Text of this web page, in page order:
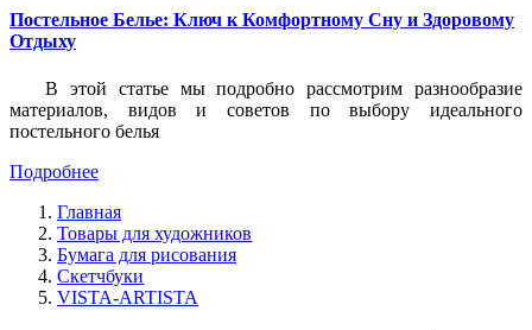
Постельное Белье: Ключ к Комфортному Сну и Здоровому
Отдыху
В этой статье мы подробно рассмотрим разнообразие
материалов, видов и советов по выбору идеального
постельного белья
Подробнее
Главная
Товары для художников
Бумага для рисования
Скетчбуки
VISTA-ARTISTA